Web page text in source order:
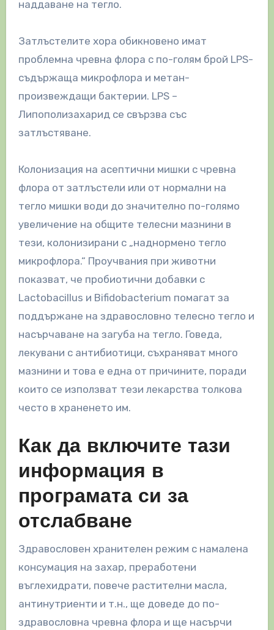
наддаване на тегло.
Затлъстелите хора обикновено имат
проблемна чревна флора с по-голям брой LPS-
съдържаща микрофлора и метан-
произвеждащи бактерии. LPS –
Липополизахарид се свързва със
затлъстяване.
Колонизация на асептични мишки с чревна
флора от затлъстели или от нормални на
тегло мишки води до значително по-голямо
увеличение на общите телесни мазнини в
тези, колонизирани с „наднормено тегло
микрофлора.“ Проучвания при животни
показват, че пробиотични добавки с
Lactobacillus и Bifidobacterium помагат за
поддържане на здравословно телесно тегло и
насърчаване на загуба на тегло. Говеда,
лекувани с антибиотици, съхраняват много
мазнини и това е една от причините, поради
които се използват тези лекарства толкова
често в храненето им.
Как да включите тази
информация в
програмата си за
отслабване
Здравословeн хранителен режим с намалена
консумация на захар, преработени
въглехидрати, повече растителни масла,
антинутриенти и т.н., ще доведе до по-
здравословна чревна флора и ще насърчи